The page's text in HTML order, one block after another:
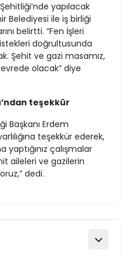
yapılacak
Belediyesi ile iş birliği
belirtti. “Fen İşleri
doğrultusunda
Şehit ve gazi masamız,
olacak” diye
teşekkür
Başkanı Erdem
teşekkür ederek,
çalışmalar
aileleri ve gazilerin
dedi.